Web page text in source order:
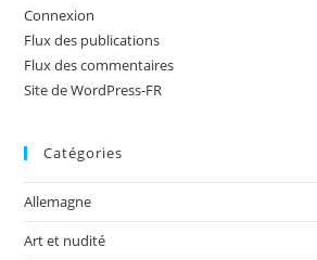
Connexion
Flux des publications
Flux des commentaires
Site de WordPress-FR
Catégories
Allemagne
Art et nudité